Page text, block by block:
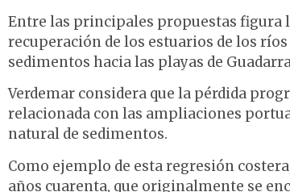
Entre las principales propuestas figura
recuperación de los estuarios de los
sedimentos hacia las playas de
Verdemar considera que la pérdida
relacionada con las ampliaciones
natural de sedimentos.
Como ejemplo de esta regresión
años cuarenta, que originalmente se